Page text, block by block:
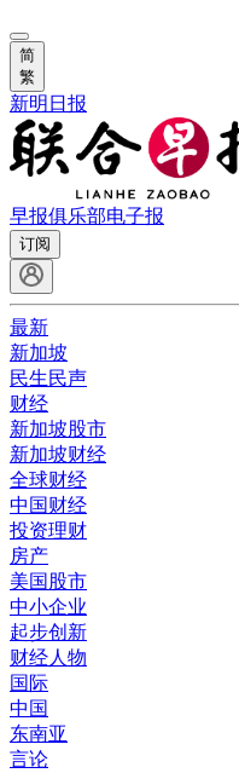
简
繁
新明日报
早报俱乐部电子报
订阅
最新
新加坡
民生民声
财经
新加坡股市
新加坡财经
全球财经
中国财经
投资理财
房产
美国股市
中小企业
起步创新
财经人物
国际
中国
东南亚
言论